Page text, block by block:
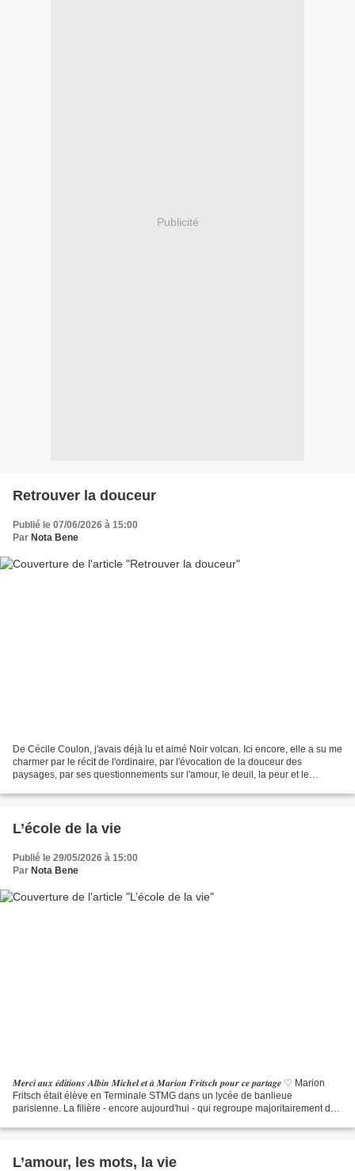
Publicité
Retrouver la douceur
Publié le 07/06/2026 à 15:00
Par Nota Bene
De Cécile Coulon, j'avais déjà lu et aimé Noir volcan. Ici encore, elle a su me
charmer par le récit de l'ordinaire, par l'évocation de la douceur des
paysages, par ses questionnements sur l'amour, le deuil, la peur et le
L’école de la vie
Publié le 29/05/2026 à 15:00
Par Nota Bene
𝑴𝒆𝒓𝒄𝒊 𝒂𝒖𝒙 𝒆́𝒅𝒊𝒕𝒊𝒐𝒏𝒔 𝑨𝒍𝒃𝒊𝒏 𝑴𝒊𝒄𝒉𝒆𝒍 𝒆𝒕 𝒂̀ 𝑴𝒂𝒓𝒊𝒐𝒏 𝑭𝒓𝒊𝒕𝒔𝒄𝒉 𝒑𝒐𝒖𝒓 𝒄𝒆 𝒑𝒂𝒓𝒕𝒂𝒈𝒆 ♡ Marion
Fritsch était élève en Terminale STMG dans un lycée de banlieue
parisienne. La filière - encore aujourd'hui - qui regroupe majoritairement des
L’amour, les mots, la vie